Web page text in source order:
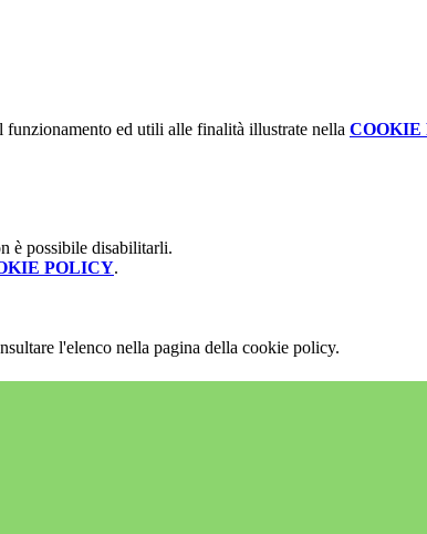
ed utili alle finalità illustrate nella COOKIE
è possibile disabilitarli.
POLICY.
l'elenco nella pagina della cookie policy.